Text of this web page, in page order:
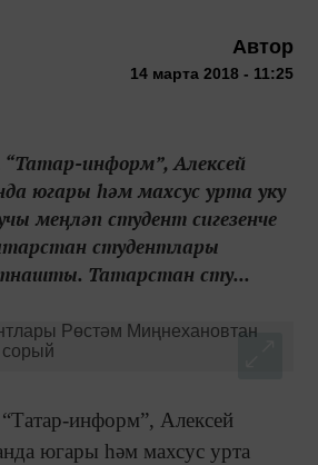
Автор
14 марта 2018 - 11:25
информ”, Алексей
югары һәм махсус урта уку
меңләп студент сигезенче
студентлары
Татарстан сту...
информ”, Алексей
югары һәм махсус урта